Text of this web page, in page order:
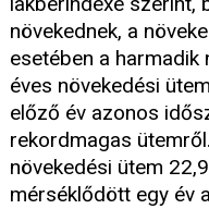
növekednek, a
esetében a harmadik
éves növekedési
előző év azonos
rekordmagas
növekedési ütem
mérséklődött egy év